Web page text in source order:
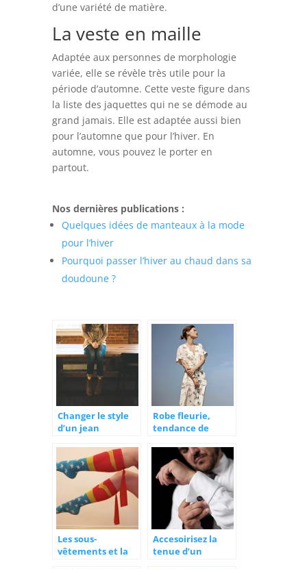
d’une variété de matière.
La veste en maille
Adaptée aux personnes de morphologie
variée, elle se révèle très utile pour la
période d’automne. Cette veste figure dans
la liste des jaquettes qui ne se démode au
grand jamais. Elle est adaptée aussi bien
pour l’automne que pour l’hiver. En
automne, vous pouvez le porter en
partout.
Nos dernières publications :
Quelques idées de manteaux à la mode
pour l’hiver
Pourquoi passer l’hiver au chaud dans sa
doudoune ?
Changer le style
d’un jean
Robe fleurie,
tendance de
Les sous-
vêtements et la
Accesoirisez la
tenue d’un